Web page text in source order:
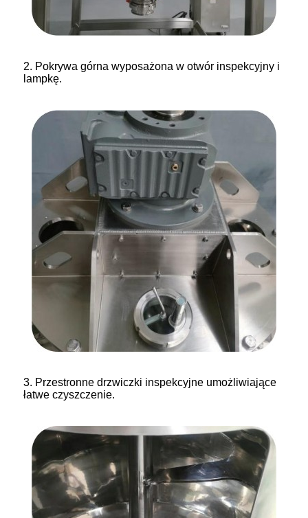
2. Pokrywa górna wyposażona w otwór inspekcyjny i
lampkę.
3. Przestronne drzwiczki inspekcyjne umożliwiające
łatwe czyszczenie.